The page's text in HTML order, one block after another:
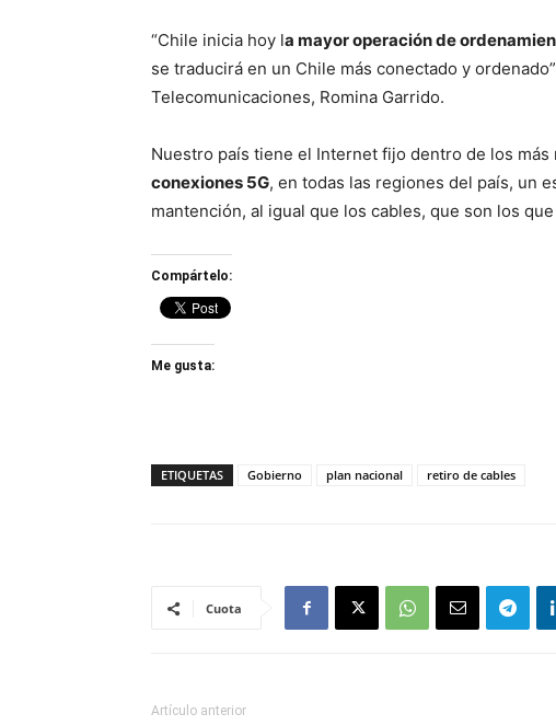
“Chile inicia hoy la mayor operación de
se traducirá en un Chile más conectado y
Telecomunicaciones, Romina Garrido.
Nuestro país tiene el Internet fijo dentro de los más
conexiones 5G, en todas las regiones del país, un
mantención, al igual que los cables, que son los
Compártelo:
Me gusta:
ETIQUETAS Gobierno plan nacional retiro de cables
Cuota
Artículo anterior